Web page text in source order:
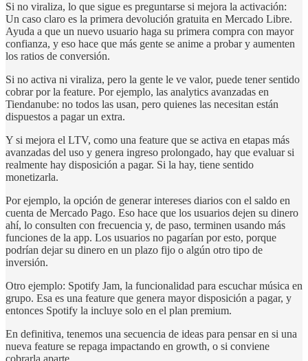
Si no viraliza, lo que sigue es preguntarse si mejora la activación:
Un caso claro es la primera devolución gratuita en Mercado Libre.
Ayuda a que un nuevo usuario haga su primera compra con mayor
confianza, y eso hace que más gente se anime a probar y aumenten
los ratios de conversión.
Si no activa ni viraliza, pero la gente le ve valor, puede tener sentido
cobrar por la feature. Por ejemplo, las analytics avanzadas en
Tiendanube: no todos las usan, pero quienes las necesitan están
dispuestos a pagar un extra.
Y si mejora el LTV, como una feature que se activa en etapas más
avanzadas del uso y genera ingreso prolongado, hay que evaluar si
realmente hay disposición a pagar. Si la hay, tiene sentido
monetizarla.
Por ejemplo, la opción de generar intereses diarios con el saldo en
cuenta de Mercado Pago. Eso hace que los usuarios dejen su dinero
ahí, lo consulten con frecuencia y, de paso, terminen usando más
funciones de la app. Los usuarios no pagarían por esto, porque
podrían dejar su dinero en un plazo fijo o algún otro tipo de
inversión.
Otro ejemplo: Spotify Jam, la funcionalidad para escuchar música en
grupo. Esa es una feature que genera mayor disposición a pagar, y
entonces Spotify la incluye solo en el plan premium.
En definitiva, tenemos una secuencia de ideas para pensar en si una
nueva feature se repaga impactando en growth, o si conviene